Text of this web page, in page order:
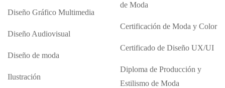
Diseño Gráfico Multimedia
Diseño Audiovisual
Diseño de moda
Ilustración
de Moda
Certificación de Moda y Color
Certificado de Diseño UX/UI
Diploma de Producción y
Estilismo de Moda